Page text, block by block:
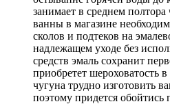
занимает в среднем
ванны в магазине
сколов и подтеков на
надлежащем уходе без
средств эмаль сохранит
приобретет шероховатость
чугуна трудно изготовить
поэтому придется